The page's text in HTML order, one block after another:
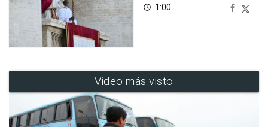
access_time 1:00
Video más visto